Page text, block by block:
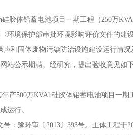
体铅蓄电池项目一期工程（250万
环境保护部审批环境影响评价文件的建
和固体废物污染防治设施建设运行情
站公示期满。经研究，提出验收意见如下
500万KVAh硅胶体铅蓄电池项目一期
运行。
：豫环审〔2013〕393号。主体工程于